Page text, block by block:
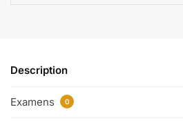
Description
Examens 0